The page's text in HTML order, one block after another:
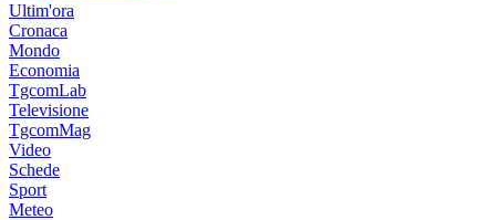
Ultim'ora
Cronaca
Mondo
Economia
TgcomLab
Televisione
TgcomMag
Video
Schede
Sport
Meteo